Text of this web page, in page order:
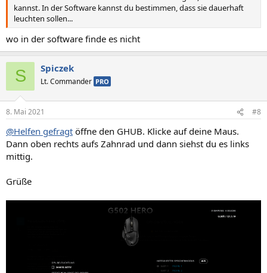
kannst. In der Software kannst du bestimmen, dass sie dauerhaft
leuchten sollen...
wo in der software finde es nicht
S Spiczek
Lt. Commander PRO
8. Mai 2021 #8
@Helfen gefragt öffne den GHUB. Klicke auf deine Maus.
Dann oben rechts aufs Zahnrad und dann siehst du es links
mittig.
Grüße